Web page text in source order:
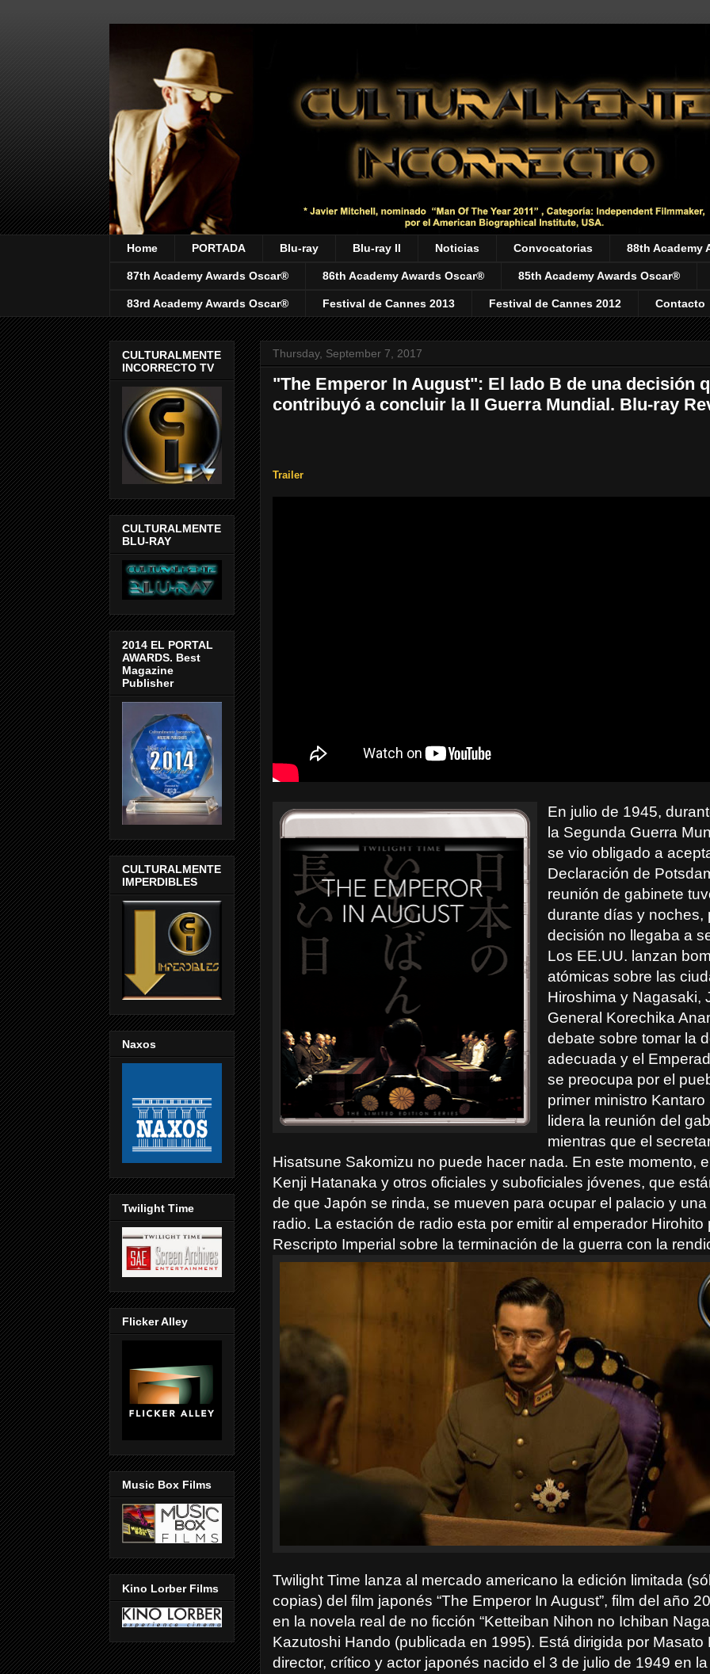
Home PORTADA Blu-ray Blu-ray II Noticias Convocatorias 88th Academy
87th Academy Awards Oscar® 86th Academy Awards Oscar® 85th Academy Awards Oscar®
83rd Academy Awards Oscar® Festival de Cannes 2013 Festival de Cannes 2012 Contacto
Thursday, September 7, 2017
"The Emperor In August": El lado B de una decisión
contribuyó a concluir la II Guerra Mundial. Blu-ray
Trailer
En julio de 1945,
la Segunda Guerra
se vio obligado a
Declaración de
reunión de gabinete
durante días y noches,
decisión no llegaba a
Los EE.UU. lanzan
atómicas sobre las
Hiroshima y Nagasaki,
General Korechika
debate sobre tomar la
adecuada y el
se preocupa por el
primer ministro Kantaro
lidera la reunión del
mientras que el
Hisatsune Sakomizu no puede hacer nada. En este momento,
Kenji Hatanaka y otros oficiales y suboficiales jóvenes, que
de que Japón se rinda, se mueven para ocupar el palacio y
radio. La estación de radio esta por emitir al emperador Hirohito
Rescripto Imperial sobre la terminación de la guerra con la
Twilight Time lanza al mercado americano la edición limitada
copias) del film japonés “The Emperor In August”, film del año
en la novela real de no ficción “Ketteiban Nihon no Ichiban
Kazutoshi Hando (publicada en 1995). Está dirigida por Masato
director, crítico y actor japonés nacido el 3 de julio de 1949 en
CULTURALMENTE
INCORRECTO TV
CULTURALMENTE
BLU-RAY
2014 EL PORTAL
AWARDS. Best
Magazine
Publisher
CULTURALMENTE
IMPERDIBLES
Naxos
Twilight Time
Flicker Alley
Music Box Films
Kino Lorber Films